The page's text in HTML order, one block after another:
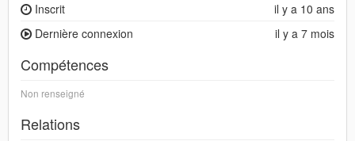
il y a 10 ans
Inscrit
il y a 7 mois
Dernière connexion
Compétences
Non renseigné
Relations